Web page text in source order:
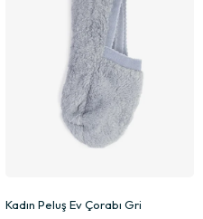
Kadın Peluş Ev Çorabı Gri